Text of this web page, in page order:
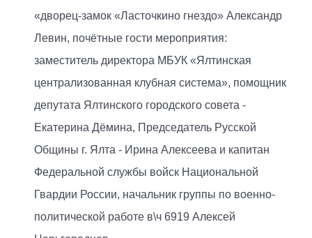
«дворец-замок «Ласточкино гнездо» Александр
Левин, почётные гости мероприятия:
заместитель директора МБУК «Ялтинская
централизованная клубная система», помощник
депутата Ялтинского городского совета -
Екатерина Дёмина, Председатель Русской
Общины г. Ялта - Ирина Алексеева и капитан
Федеральной службы войск Национальной
Гвардии России, начальник группы по военно-
политической работе в\ч 6919 Алексей